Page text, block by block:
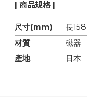
| 商品規格 |
尺寸(mm)
長
材質
磁器
產地 日本